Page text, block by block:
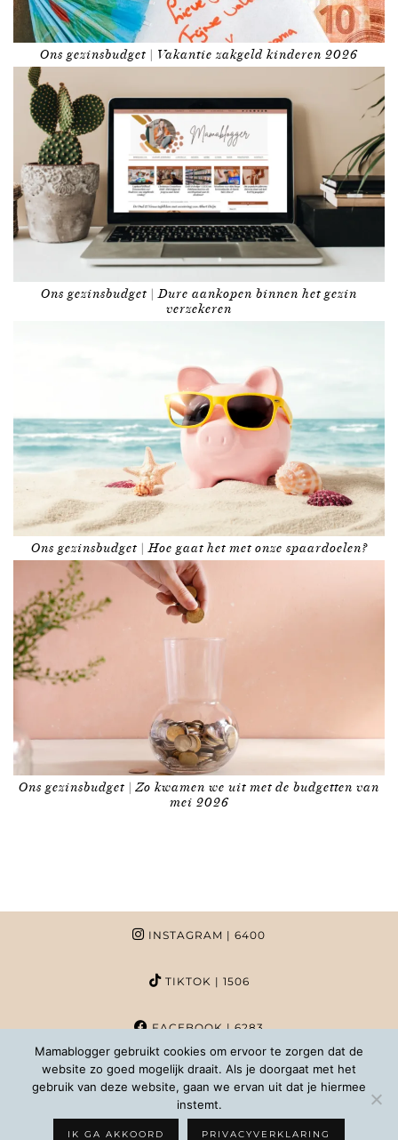
Ons gezinsbudget | Vakantie zakgeld kinderen 2026
Ons gezinsbudget | Dure aankopen binnen het gezin
verzekeren
Ons gezinsbudget | Hoe gaat het met onze spaardoelen?
Ons gezinsbudget | Zo kwamen we uit met de budgetten van
mei 2026
INSTAGRAM | 6400
TIKTOK | 1506
FACEBOOK| 6283
PINTEREST | 1020
Mamablogger gebruikt cookies om ervoor te zorgen dat de
website zo goed mogelijk draait. Als je doorgaat met het
gebruik van deze website, gaan we ervan uit dat je hiermee
instemt.
IK GA AKKOORD PRIVACYVERKLARING